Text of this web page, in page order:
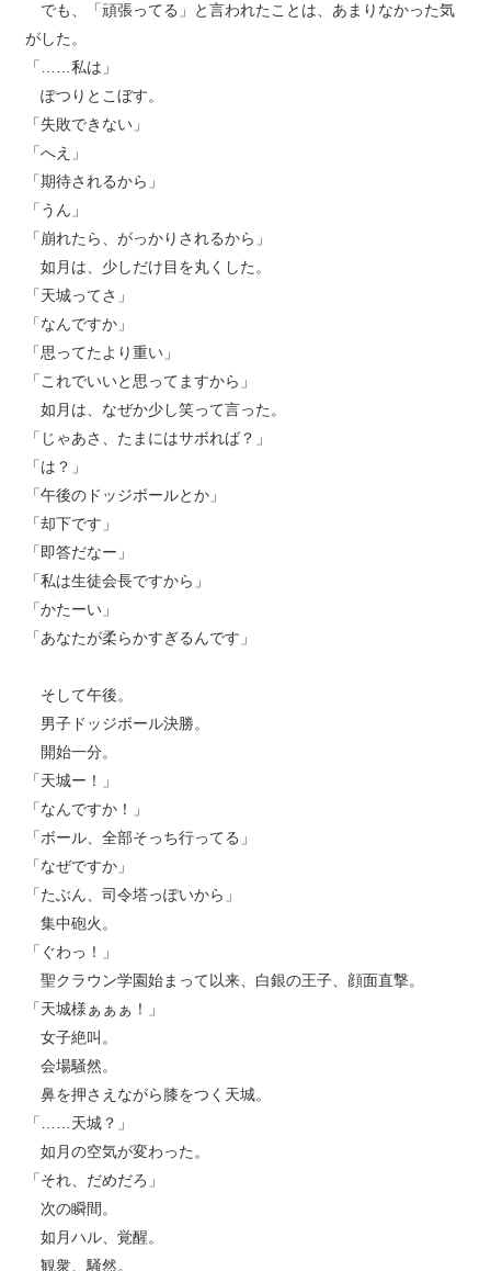
でも、「頑張ってる」と言われたことは、あまりなかった気
がした。
「……私は」
ぽつりとこぼす。
「失敗できない」
「へえ」
「期待されるから」
「うん」
「崩れたら、がっかりされるから」
如月は、少しだけ目を丸くした。
「天城ってさ」
「なんですか」
「思ってたより重い」
「これでいいと思ってますから」
如月は、なぜか少し笑って言った。
「じゃあさ、たまにはサボれば？」
「は？」
「午後のドッジボールとか」
「却下です」
「即答だなー」
「私は生徒会長ですから」
「かたーい」
「あなたが柔らかすぎるんです」
そして午後。
男子ドッジボール決勝。
開始一分。
「天城ー！」
「なんですか！」
「ボール、全部そっち行ってる」
「なぜですか」
「たぶん、司令塔っぽいから」
集中砲火。
「ぐわっ！」
聖クラウン学園始まって以来、白銀の王子、顔面直撃。
「天城様ぁぁぁ！」
女子絶叫。
会場騒然。
鼻を押さえながら膝をつく天城。
「……天城？」
如月の空気が変わった。
「それ、だめだろ」
次の瞬間。
如月ハル、覚醒。
観衆、騒然。